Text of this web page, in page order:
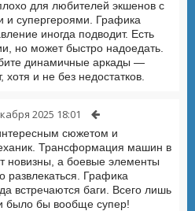
для любителей экшенов с
супергероями. Графика
иногда подводит. Есть
но может быстро надоедать.
динамичные аркады —
хотя и не без недостатков.
2025 18:01
сюжетом и
Трансформация машин в
новизны, а боевые элементы
развлекаться. Графика
встречаются баги. Всего лишь
было бы вообще супер!